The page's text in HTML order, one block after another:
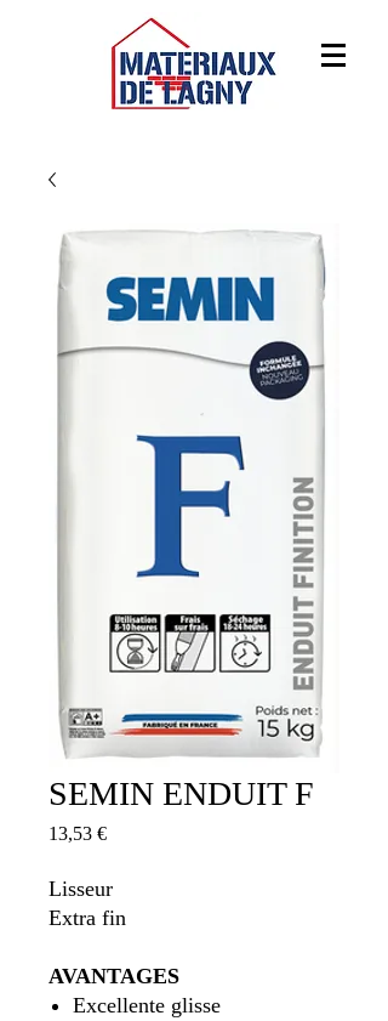
SEMIN ENDUIT F
13,53 €Prix
Lisseur
Extra fin
AVANTAGES
Excellente glisse